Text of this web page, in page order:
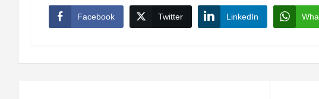
Facebook Twitter LinkedIn